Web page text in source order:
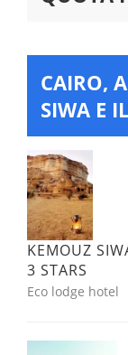
CAIRO,
SIWA E
KEMOUZ
3 STARS
Eco lodge hotel